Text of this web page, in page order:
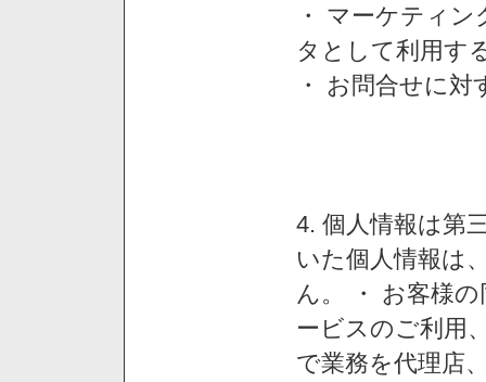
・ マーケティ
タとして利用す
・ お問合せに
4. 個人情報は第
いた個人情報は
ん。 ・ お客様
ービスのご利用
で業務を代理店